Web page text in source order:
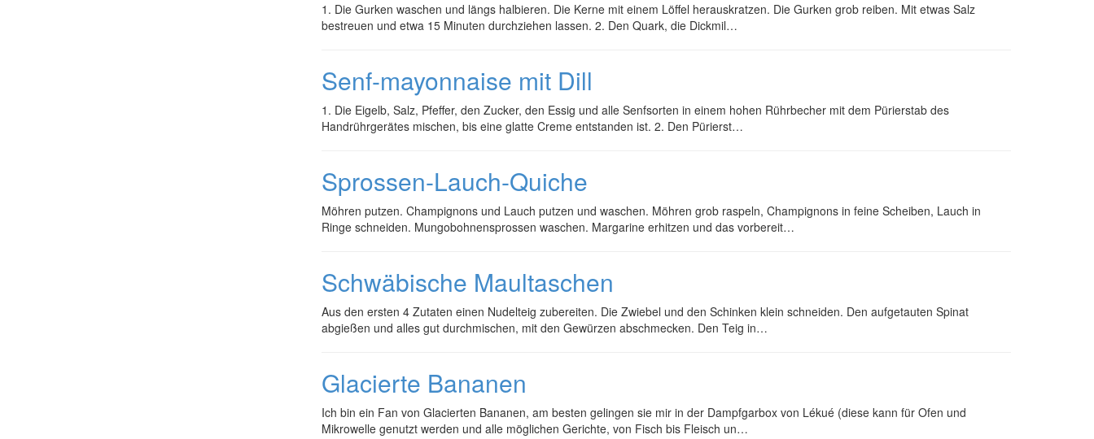
1. Die Gurken waschen und längs halbieren. Die Kerne mit einem Löffel herauskratzen. Die Gurken grob reiben. Mit etwas Salz
bestreuen und etwa 15 Minuten durchziehen lassen. 2. Den Quark, die Dickmil…
Senf-mayonnaise mit Dill
1. Die Eigelb, Salz, Pfeffer, den Zucker, den Essig und alle Senfsorten in einem hohen Rührbecher mit dem Pürierstab des
Handrührgerätes mischen, bis eine glatte Creme entstanden ist. 2. Den Pürierst…
Sprossen-Lauch-Quiche
Möhren putzen. Champignons und Lauch putzen und waschen. Möhren grob raspeln, Champignons in feine Scheiben, Lauch in
Ringe schneiden. Mungobohnensprossen waschen. Margarine erhitzen und das vorbereit…
Schwäbische Maultaschen
Aus den ersten 4 Zutaten einen Nudelteig zubereiten. Die Zwiebel und den Schinken klein schneiden. Den aufgetauten Spinat
abgießen und alles gut durchmischen, mit den Gewürzen abschmecken. Den Teig in…
Glacierte Bananen
Ich bin ein Fan von Glacierten Bananen, am besten gelingen sie mir in der Dampfgarbox von Lékué (diese kann für Ofen und
Mikrowelle genutzt werden und alle möglichen Gerichte, von Fisch bis Fleisch un…